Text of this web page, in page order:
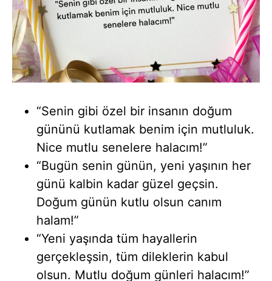
“Senin gibi özel bir insanın doğum
gününü kutlamak benim için mutluluk.
Nice mutlu senelere halacım!”
“Bugün senin günün, yeni yaşının her
günü kalbin kadar güzel geçsin.
Doğum günün kutlu olsun canım
halam!”
“Yeni yaşında tüm hayallerin
gerçekleşsin, tüm dileklerin kabul
olsun. Mutlu doğum günleri halacım!”